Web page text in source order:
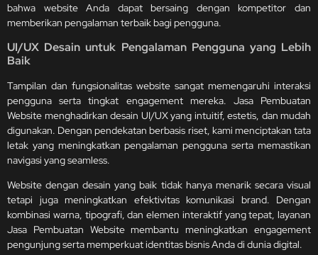
bahwa website Anda dapat bersaing dengan kompetitor dan
memberikan pengalaman terbaik bagi pengguna.
UI/UX Desain untuk Pengalaman Pengguna yang Lebih
Baik
Tampilan dan fungsionalitas website sangat memengaruhi interaksi
pengguna serta tingkat engagement mereka. Jasa Pembuatan
Website menghadirkan desain UI/UX yang intuitif, estetis, dan mudah
digunakan. Dengan pendekatan berbasis riset, kami menciptakan tata
letak yang meningkatkan pengalaman pengguna serta memastikan
navigasi yang seamless.
Website dengan desain yang baik tidak hanya menarik secara visual
tetapi juga meningkatkan efektivitas komunikasi brand. Dengan
kombinasi warna, tipografi, dan elemen interaktif yang tepat, layanan
Jasa Pembuatan Website membantu meningkatkan engagement
pengunjung serta memperkuat identitas bisnis Anda di dunia digital.